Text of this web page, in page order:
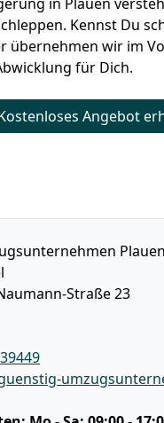
Kennst Du
übernehmen wir im
für Dich.
Angebot
Plauen
Straße 23